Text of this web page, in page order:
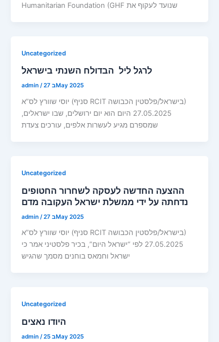
Humanitarian Foundation (GHF שנועד לעקוף את
Uncategorized
לרגל ליל הבדולח השנתי בישראל
admin/ 27 בMay 2025
יוסי שוורץ לס”א (סניף RCIT בישראל/פלסטין הכבושה)
27.05.2025 היום הוא יום ירושלים, שבו ישראלים,
שמספרם מגיע לעשרות אלפים, עורכים צעדת
Uncategorized
ההצעה החדשה לעסקה לשחרור החטופים
נדחתה על ידי ממשלת ישראל העקובה מדם
admin / 27 בMay 2025
יוסי שוורץ לס”א (סניף RCIT בישראל/פלסטין הכבושה)
27.05.2025 לפי “ישראל היום”, בכיר פלסטיני אמר כי
ישראל וחמאס בוחנים מסמך שהגיש
Uncategorized
היודו נאצים
admin/ 25 בMay 2025